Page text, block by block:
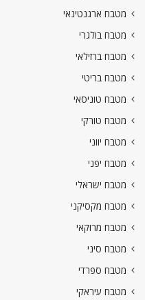
מטבח ארגנטינאי
מטבח בולגרי
מטבח ברזילאי
מטבח בריטי
מטבח טוניסאי
מטבח טורקי
מטבח יווני
מטבח יפני
מטבח ישראלי
מטבח מקסיקני
מטבח מרוקאי
מטבח סיני
מטבח ספרדי
מטבח עיראקי